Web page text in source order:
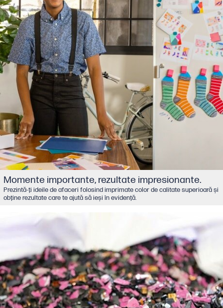
Momente importante, rezultate impresionante.
Prezintă-ţi ideile de afaceri folosind imprimate color de calitate superioară şi
obţine rezultate care te ajută să ieşi în evidenţă.